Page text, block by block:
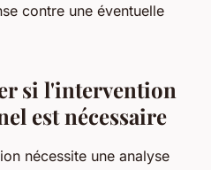
contre une éventuelle
si l'intervention
est nécessaire
nécessite une analyse